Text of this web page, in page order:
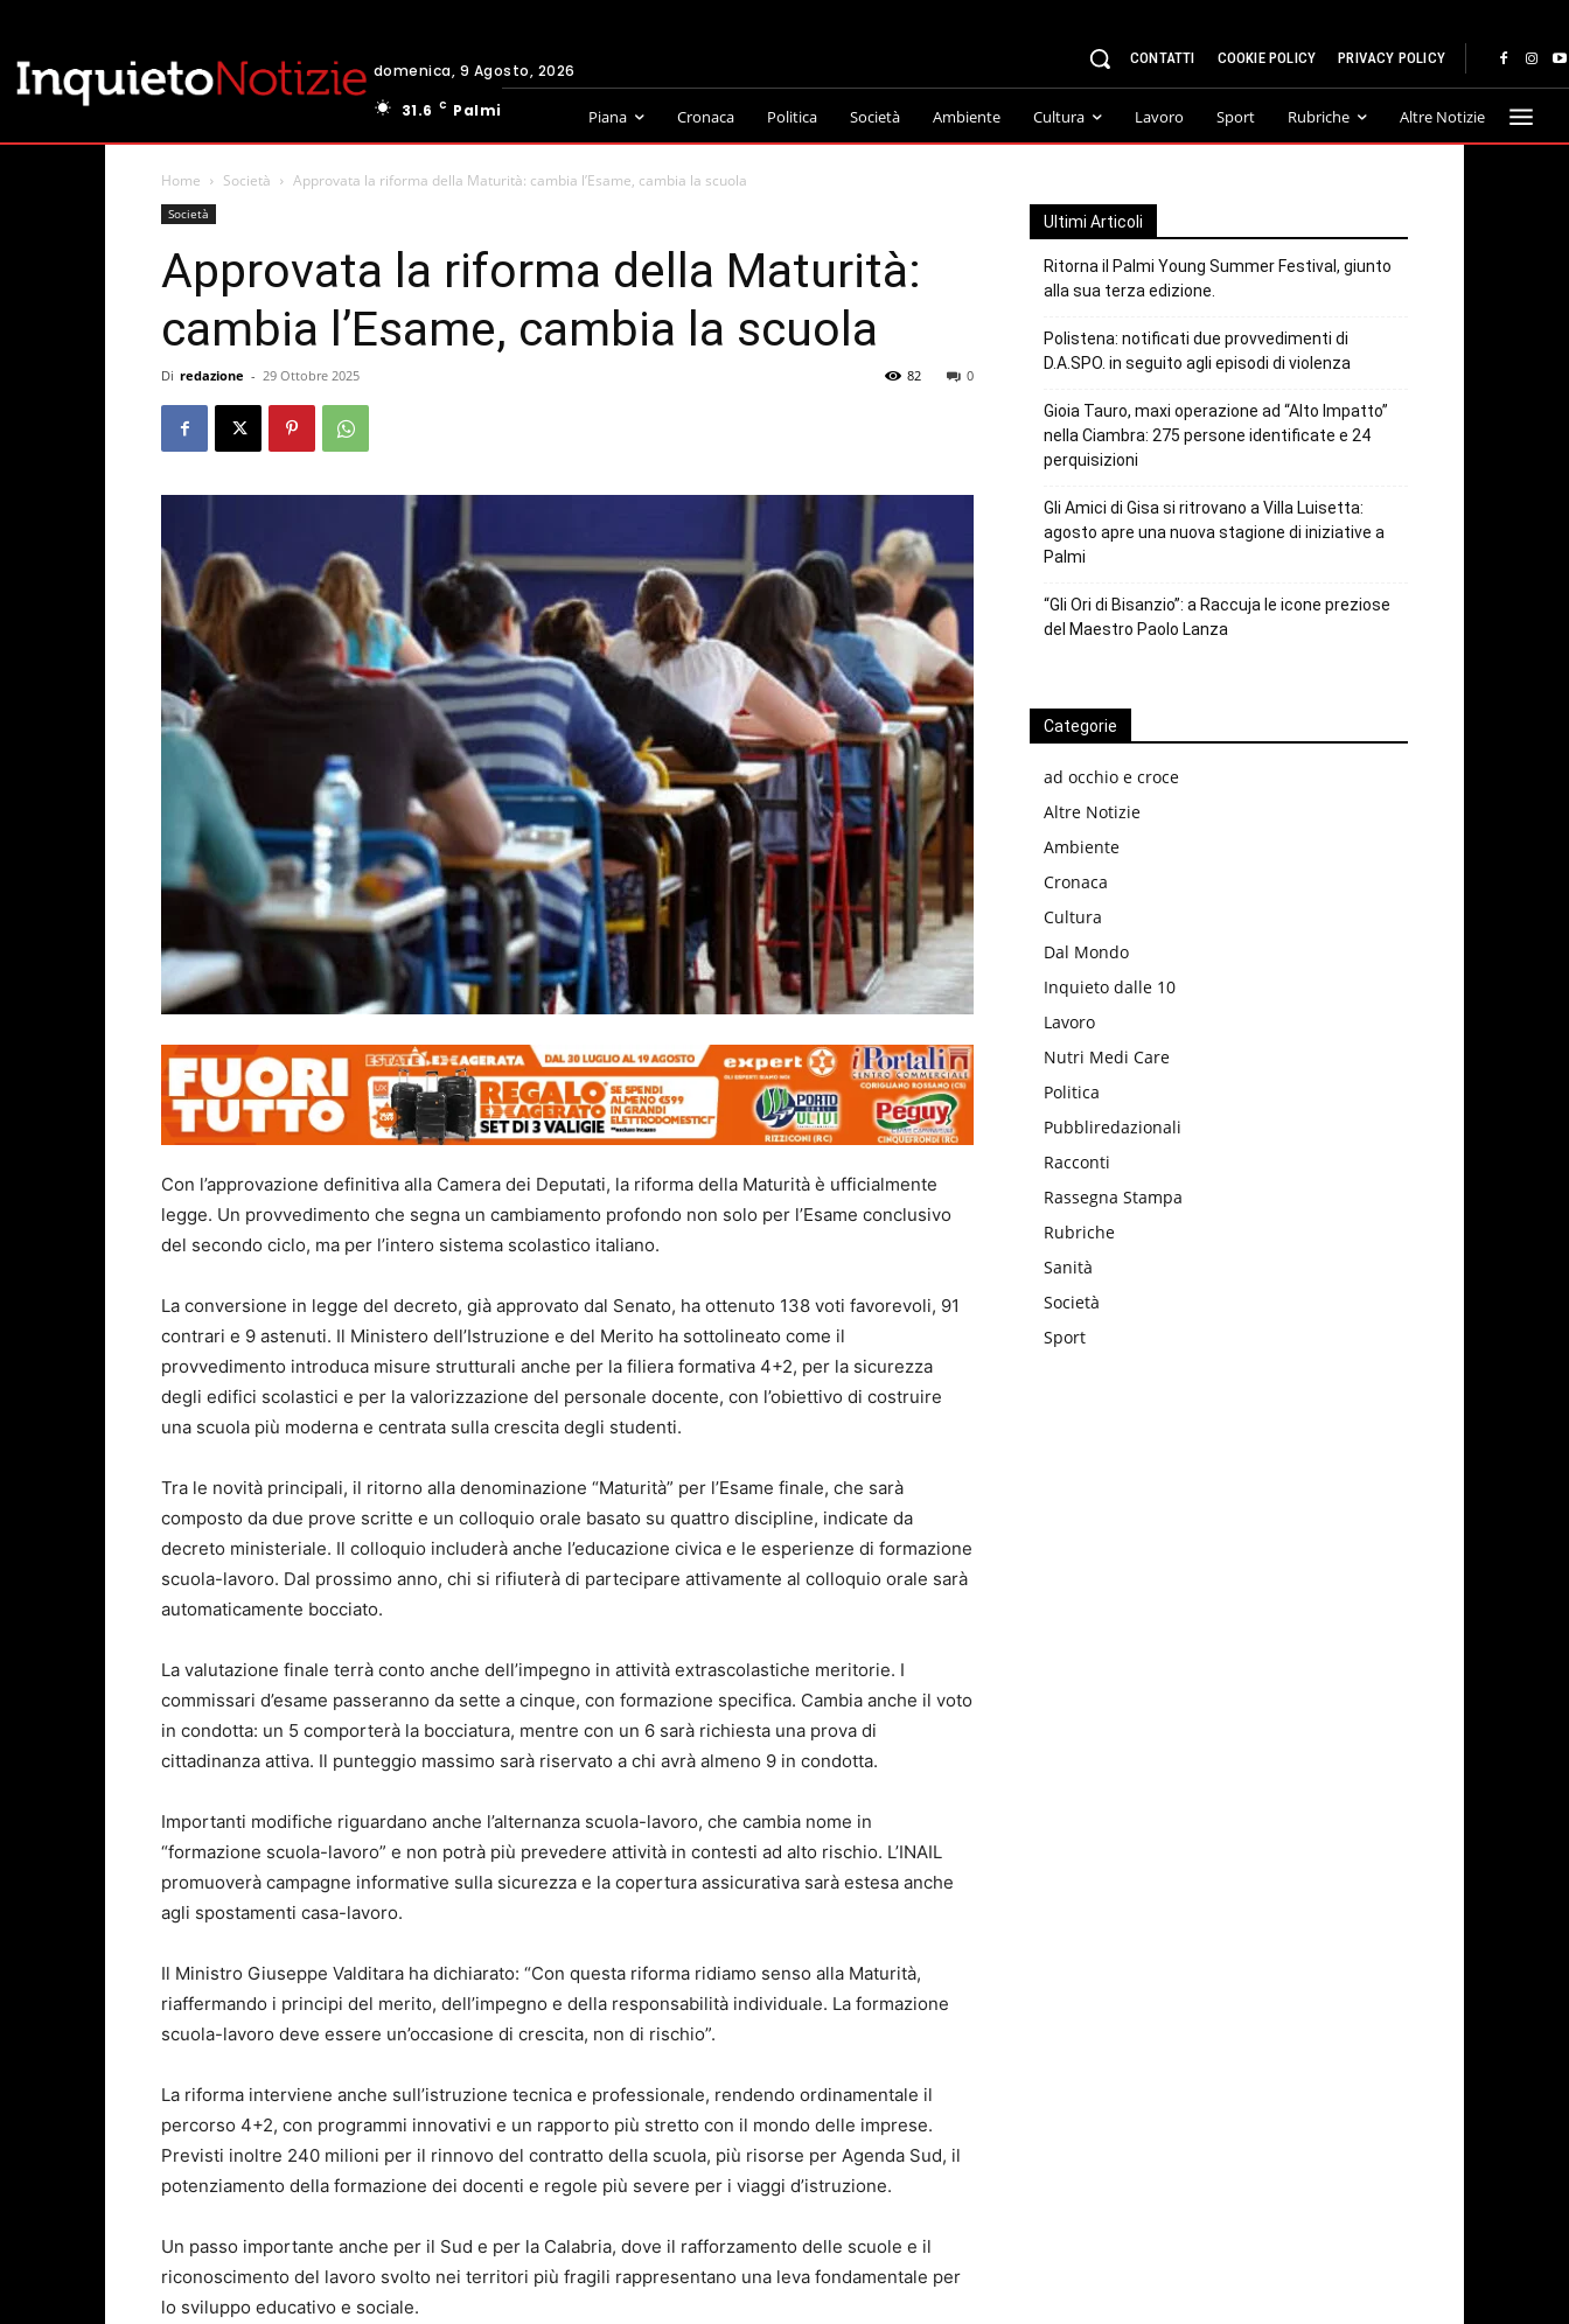
domenica, 9 Agosto, 2026
31.6
C Palmi
CONTATTI COOKIE POLICY PRIVACY POLICY
Piana Cronaca Politica Società Ambiente Cultura Lavoro Sport Rubriche Altre Notizie
Home Società Approvata la riforma della Maturità: cambia l’Esame, cambia la scuola
Società
Approvata la riforma della Maturità:
cambia l’Esame, cambia la scuola
Di redazione - 29 Ottobre 2025 0
82
Con l’approvazione definitiva alla Camera dei Deputati, la riforma della Maturità è ufficialmente
legge. Un provvedimento che segna un cambiamento profondo non solo per l’Esame conclusivo
del secondo ciclo, ma per l’intero sistema scolastico italiano.
La conversione in legge del decreto, già approvato dal Senato, ha ottenuto 138 voti favorevoli, 91
contrari e 9 astenuti. Il Ministero dell’Istruzione e del Merito ha sottolineato come il
provvedimento introduca misure strutturali anche per la filiera formativa 4+2, per la sicurezza
degli edifici scolastici e per la valorizzazione del personale docente, con l’obiettivo di costruire
una scuola più moderna e centrata sulla crescita degli studenti.
Tra le novità principali, il ritorno alla denominazione “Maturità” per l’Esame finale, che sarà
composto da due prove scritte e un colloquio orale basato su quattro discipline, indicate da
decreto ministeriale. Il colloquio includerà anche l’educazione civica e le esperienze di formazione
scuola-lavoro. Dal prossimo anno, chi si rifiuterà di partecipare attivamente al colloquio orale sarà
automaticamente bocciato.
La valutazione finale terrà conto anche dell’impegno in attività extrascolastiche meritorie. I
commissari d’esame passeranno da sette a cinque, con formazione specifica. Cambia anche il voto
in condotta: un 5 comporterà la bocciatura, mentre con un 6 sarà richiesta una prova di
cittadinanza attiva. Il punteggio massimo sarà riservato a chi avrà almeno 9 in condotta.
Importanti modifiche riguardano anche l’alternanza scuola-lavoro, che cambia nome in
“formazione scuola-lavoro” e non potrà più prevedere attività in contesti ad alto rischio. L’INAIL
promuoverà campagne informative sulla sicurezza e la copertura assicurativa sarà estesa anche
agli spostamenti casa-lavoro.
Il Ministro Giuseppe Valditara ha dichiarato: “Con questa riforma ridiamo senso alla Maturità,
riaffermando i principi del merito, dell’impegno e della responsabilità individuale. La formazione
scuola-lavoro deve essere un’occasione di crescita, non di rischio”.
La riforma interviene anche sull’istruzione tecnica e professionale, rendendo ordinamentale il
percorso 4+2, con programmi innovativi e un rapporto più stretto con il mondo delle imprese.
Previsti inoltre 240 milioni per il rinnovo del contratto della scuola, più risorse per Agenda Sud, il
potenziamento della formazione dei docenti e regole più severe per i viaggi d’istruzione.
Un passo importante anche per il Sud e per la Calabria, dove il rafforzamento delle scuole e il
riconoscimento del lavoro svolto nei territori più fragili rappresentano una leva fondamentale per
lo sviluppo educativo e sociale.
Ultimi Articoli
Ritorna il Palmi Young Summer Festival, giunto
alla sua terza edizione.
Polistena: notificati due provvedimenti di
D.A.SPO. in seguito agli episodi di violenza
Gioia Tauro, maxi operazione ad “Alto Impatto”
nella Ciambra: 275 persone identificate e 24
perquisizioni
Gli Amici di Gisa si ritrovano a Villa Luisetta:
agosto apre una nuova stagione di iniziative a
Palmi
“Gli Ori di Bisanzio”: a Raccuja le icone preziose
del Maestro Paolo Lanza
Categorie
ad occhio e croce
Altre Notizie
Ambiente
Cronaca
Cultura
Dal Mondo
Inquieto dalle 10
Lavoro
Nutri Medi Care
Politica
Pubbliredazionali
Racconti
Rassegna Stampa
Rubriche
Sanità
Società
Sport